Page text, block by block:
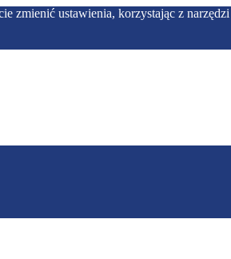
ustawienia, korzystając z